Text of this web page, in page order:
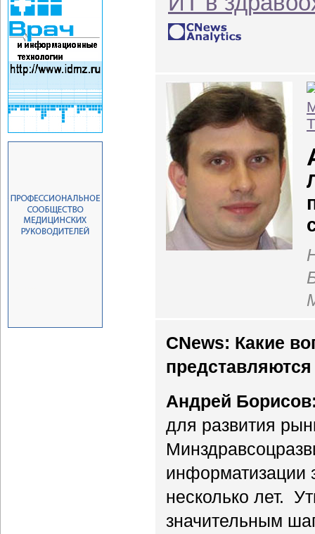
CNews: Какие
Андрей
для развития
информатизации
несколько лет.
значительным